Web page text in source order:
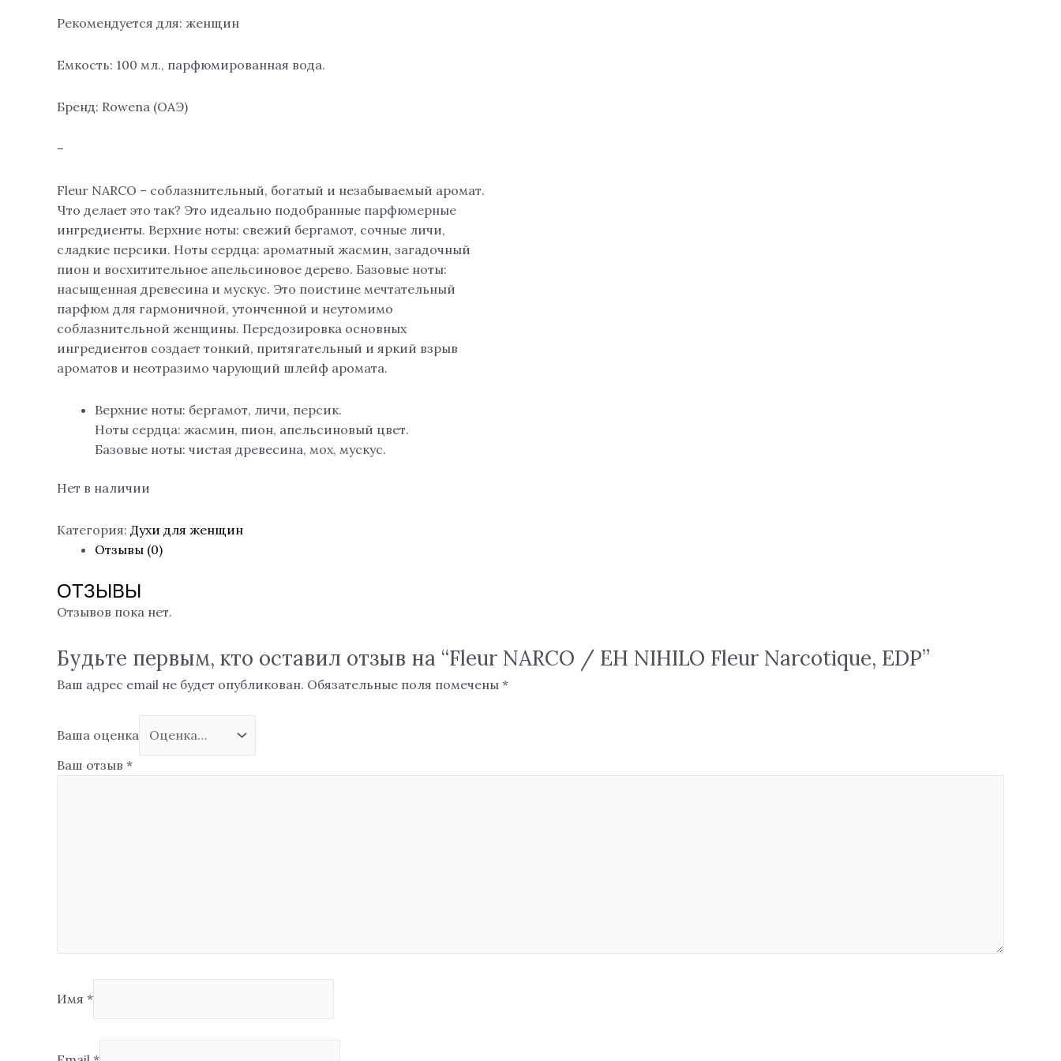
Рекомендуется для: женщин
Емкость: 100 мл., парфюмированная вода.
Бренд: Rowena (ОАЭ)
–
Fleur NARCO – соблазнительный, богатый и незабываемый аромат.
Что делает это так? Это идеально подобранные парфюмерные
ингредиенты. Верхние ноты: свежий бергамот, сочные личи,
сладкие персики. Ноты сердца: ароматный жасмин, загадочный
пион и восхитительное апельсиновое дерево. Базовые ноты:
насыщенная древесина и мускус. Это поистине мечтательный
парфюм для гармоничной, утонченной и неутомимо
соблазнительной женщины. Передозировка основных
ингредиентов создает тонкий, притягательный и яркий взрыв
ароматов и неотразимо чарующий шлейф аромата.
Верхние ноты: бергамот, личи, персик.
Ноты сердца: жасмин, пион, апельсиновый цвет.
Базовые ноты: чистая древесина, мох, мускус.
Нет в наличии
Категория: Духи для женщин
Отзывы (0)
ОТЗЫВЫ
Отзывов пока нет.
Будьте первым, кто оставил отзыв на “Fleur NARCO / EH NIHILO Fleur Narcotique, EDP”
Ваш адрес email не будет опубликован. Обязательные поля помечены *
Ваша оценка
Ваш отзыв *
Имя *